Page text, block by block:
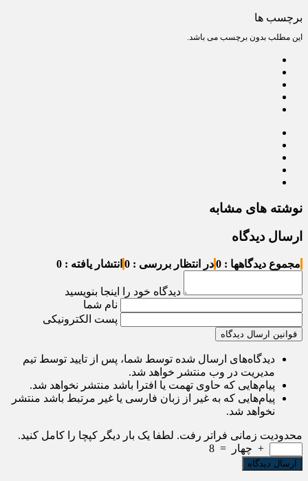
برچسب ها
این مطلب بدون برچسب می باشد.
نوشته های مشابه
ارسال دیدگاه
مجموع دیدگاهها : 0 در انتظار بررسی : 0 انتشار یافته : 0
دیدگاه خود را اینجا بنویسید
نام شما
پست الکترونیکی
قوانین ارسال دیدگاه
دیدگاه‌های ارسال شده توسط شما، پس از تایید توسط تیم
مدیریت در وب منتشر خواهد شد.
پیام‌هایی که حاوی تهمت یا افترا باشد منتشر نخواهد شد.
پیام‌هایی که به غیر از زبان فارسی یا غیر مرتبط باشد منتشر
نخواهد شد.
محدودیت زمانی فراتر رفت. لطفا یک بار دیگر کپچا را کامل کنید.
+ چهار =
8